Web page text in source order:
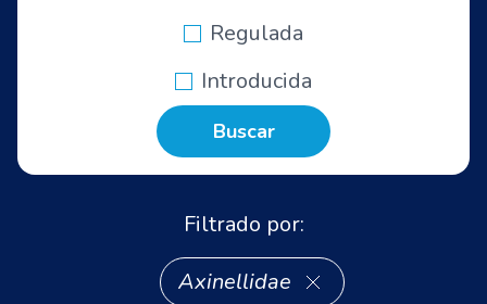
Regulada
Introducida
Buscar
Filtrado por:
Axinellidae